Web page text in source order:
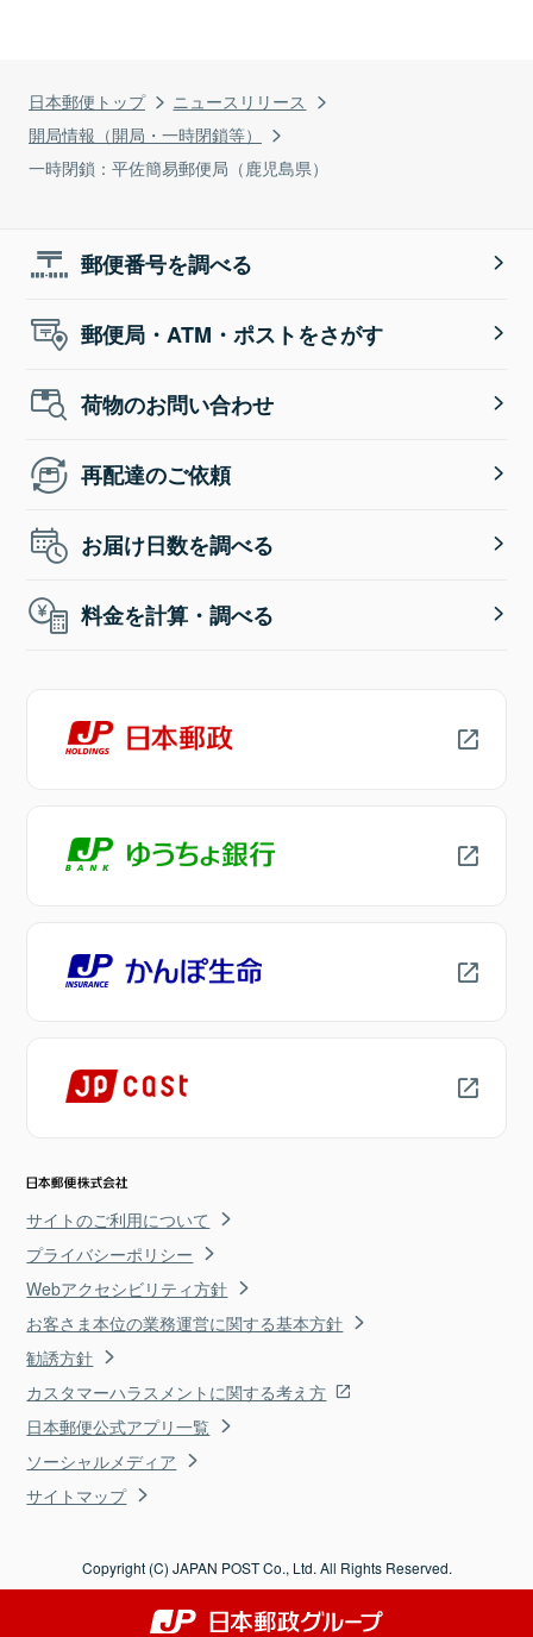
日本郵便トップ
ニュースリリース
開局情報（開局・一時閉鎖等）
一時閉鎖：平佐簡易郵便局（鹿児島県）
郵便番号を調べる
郵便局・ATM・ポストをさがす
荷物のお問い合わせ
再配達のご依頼
お届け日数を調べる
料金を計算・調べる
サイトのご利用について
プライバシーポリシー
Webアクセシビリティ方針
お客さま本位の業務運営に関する基本方針
勧誘方針
カスタマーハラスメントに関する考え方
日本郵便公式アプリ一覧
ソーシャルメディア
サイトマップ
Copyright (C) JAPAN POST Co., Ltd. All Rights Reserved.